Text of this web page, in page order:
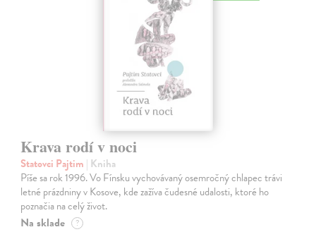
Krava rodí v noci
Statovci Pajtim | Kniha
Píše sa rok 1996. Vo Fínsku vychovávaný osemročný chlapec trávi
letné prázdniny v Kosove, kde zažíva čudesné udalosti, ktoré ho
poznačia na celý život.
Na sklade ?